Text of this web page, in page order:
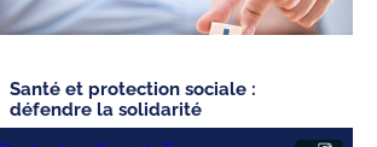
Santé et protection sociale :
défendre la solidarité